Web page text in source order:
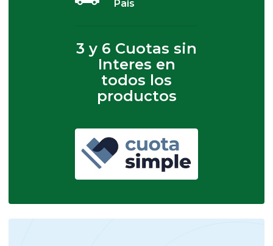
Pais
3 y 6 Cuotas sin
Interes en
todos los
productos